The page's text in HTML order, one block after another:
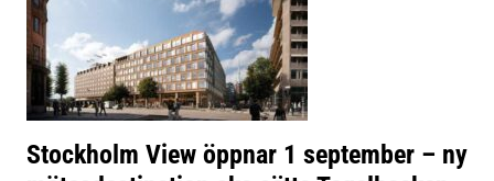
Stockholm View öppnar 1 september – ny